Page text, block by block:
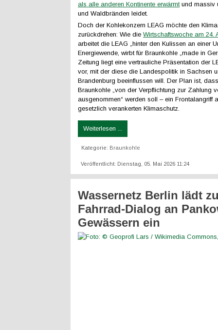
als alle anderen Kontinente erwärmtund massiv
und Waldbränden leidet.
Doch der Kohlekonzern LEAG möchte den
zurückdrehen: Wie die Wirtschaftswoche am 24.
arbeitet die LEAG „hinter den Kulissen an einer
Energiewende, wirbt für Braunkohle „made in
Zeitung liegt eine vertrauliche Präsentation der
vor, mit der diese die Landespolitik in Sachsen
Brandenburg beeinflussen will. Der Plan ist,
Braunkohle „von der Verpflichtung zur Zahlung
ausgenommen“ werden soll – ein Frontalangriff
gesetzlich verankerten Klimaschutz.
Weiterlesen ...
Kategorie: Braunkohle
Veröffentlicht: Dienstag, 05. Mai 2026 11:24
Wassernetz Berlin lädt
Fahrrad-Dialog an
Gewässern ein